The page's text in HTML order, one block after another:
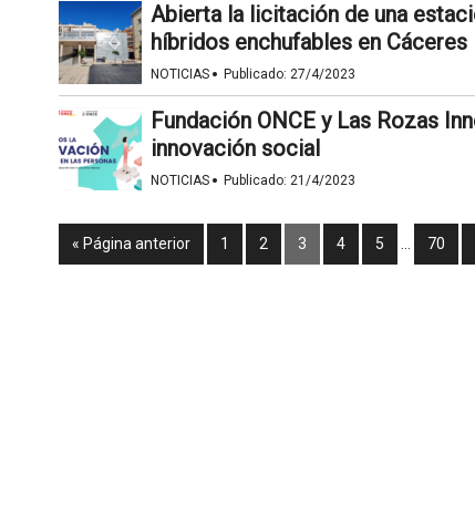
Abierta la licitación de una
híbridos enchufables en Cáceres
NOTICIAS · Publicado: 27/4/2023
Fundación ONCE y Las Rozas
innovación social
NOTICIAS · Publicado: 21/4/2023
« Página anterior 1 2 3 4 5 70